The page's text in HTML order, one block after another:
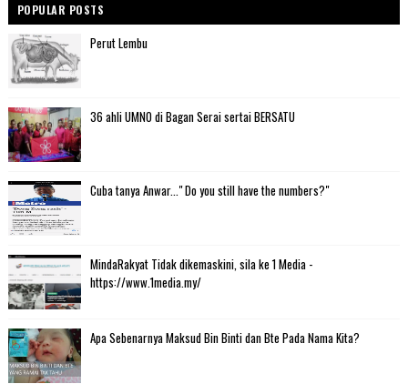
POPULAR POSTS
Perut Lembu
36 ahli UMNO di Bagan Serai sertai BERSATU
Cuba tanya Anwar..." Do you still have the numbers?"
MindaRakyat Tidak dikemaskini, sila ke 1 Media -
https://www.1media.my/
Apa Sebenarnya Maksud Bin Binti dan Bte Pada Nama Kita?